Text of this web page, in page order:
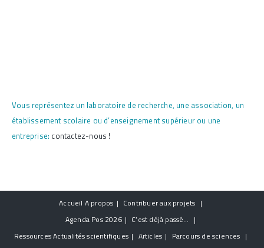
Vous représentez un laboratoire de recherche, une association, un
établissement scolaire ou d’enseignement supérieur ou une
entreprise: contactez-nous !
Accueil A propos
Contribuer aux projets
Agenda Pos 2026
C’est déjà passé…
RessourcesActualités scientifiques Articles
Parcours de sciences